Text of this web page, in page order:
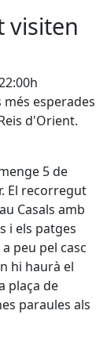
visiten
esperades
d'Orient.
5 de
El recorregut
Casals amb
i els patges
peu pel casc
hi haurà el
plaça de
paraules als